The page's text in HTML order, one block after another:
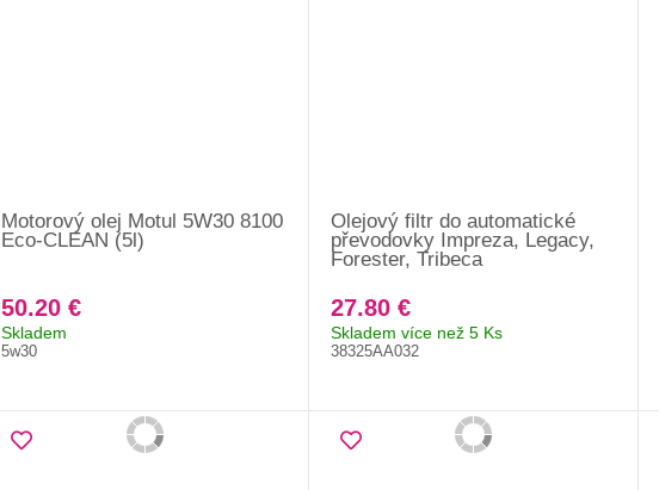
Motorový olej Motul 5W30 8100
Eco-CLEAN (5l)
50.20 €
Skladem
5w30
Olejový filtr do automatické
převodovky Impreza, Legacy,
Forester, Tribeca
27.80 €
Skladem více než 5 Ks
38325AA032